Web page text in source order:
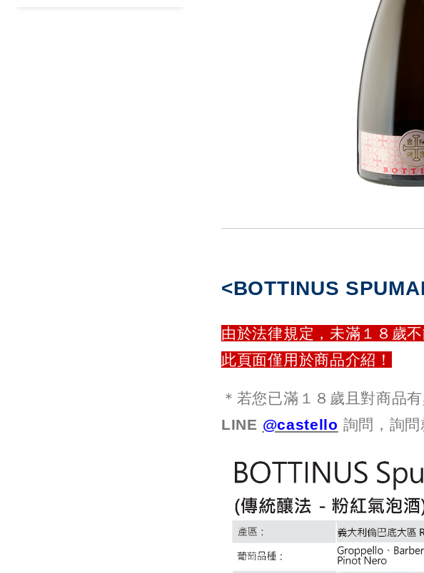
<BOTTINUS
由於法律規定，未滿１８歲
此頁面僅用於商品介紹！
＊若您已滿１８歲且對商品
LINE @castello 詢問，詢問